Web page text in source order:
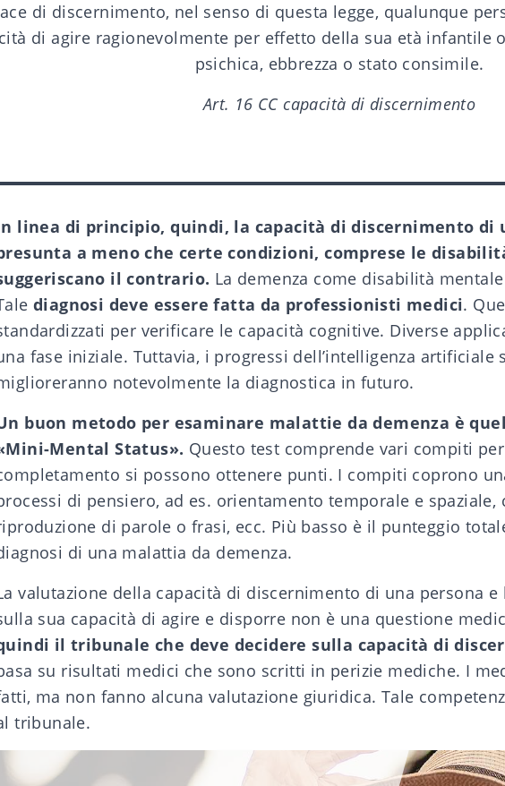
di discernimento, nel senso di questa legge, qualunque
di agire ragionevolmente per effetto della sua età infantile
psichica, ebbrezza o stato consimile.
Art. 16 CC capacità di discernimento
linea di principio, quindi, la capacità di discernimento di
a meno che certe condizioni, comprese le
il contrario. La demenza come disabilità
diagnosi deve essere fatta da professionisti medici.
per verificare le capacità cognitive. Diverse
fase iniziale. Tuttavia, i progressi dell’intelligenza artificiale
notevolmente la diagnostica in futuro.
buon metodo per esaminare malattie da demenza è
Mental Status». Questo test comprende vari compiti
si possono ottenere punti. I compiti coprono
di pensiero, ad es. orientamento temporale e spaziale,
di parole o frasi, ecc. Più basso è il punteggio
di una malattia da demenza.
valutazione della capacità di discernimento di una persona e
sua capacità di agire e disporre non è una questione
il tribunale che deve decidere sulla capacità di
su risultati medici che sono scritti in perizie mediche. I
ma non fanno alcuna valutazione giuridica. Tale
tribunale.